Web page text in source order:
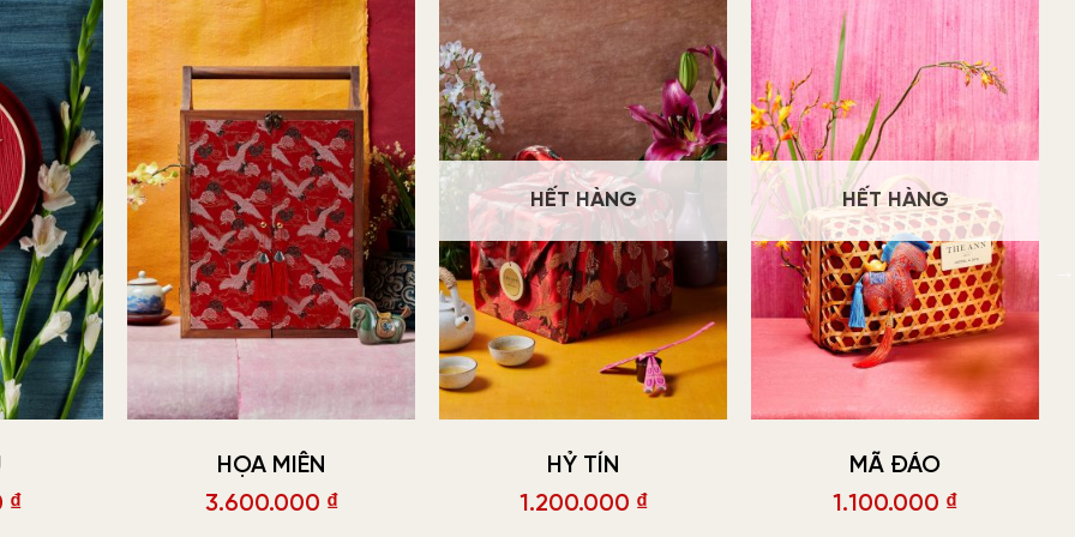
₫
HỌA MIÊN
3.600.000 ₫
HẾT HÀNG
HỶ TÍN
1.200.000 ₫
HẾT HÀNG
MÃ ĐÁO
1.100.000 ₫